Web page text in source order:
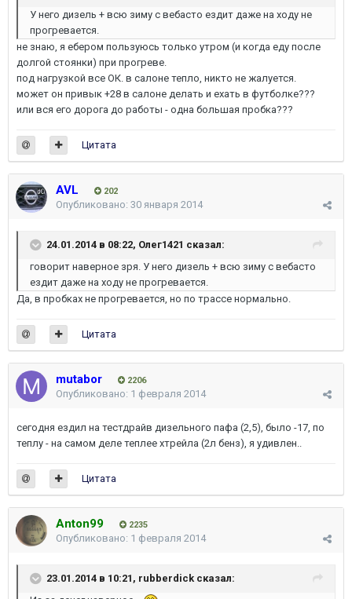
У него дизель + всю зиму с вебасто ездит даже на ходу не
прогревается.
не знаю, я ебером пользуюсь только утром (и когда еду после
долгой стоянки) при прогреве.
под нагрузкой все ОК. в салоне тепло, никто не жалуется.
может он привык +28 в салоне делать и ехать в футболке???
или вся его дорога до работы - одна большая пробка???
Цитата
AVL 202
Опубликовано: 30 января 2014
24.01.2014 в 08:22, Олег1421 сказал:
говорит наверное зря. У него дизель + всю зиму с вебасто
ездит даже на ходу не прогревается.
Да, в пробках не прогревается, но по трассе нормально.
Цитата
mutabor 2206
Опубликовано: 1 февраля 2014
сегодня ездил на тестдрайв дизельного пафа (2,5), было -17, по
теплу - на самом деле теплее хтрейла (2л бенз), я удивлен..
Цитата
Anton99 2235
Опубликовано: 1 февраля 2014
23.01.2014 в 10:21, rubberdick сказал: